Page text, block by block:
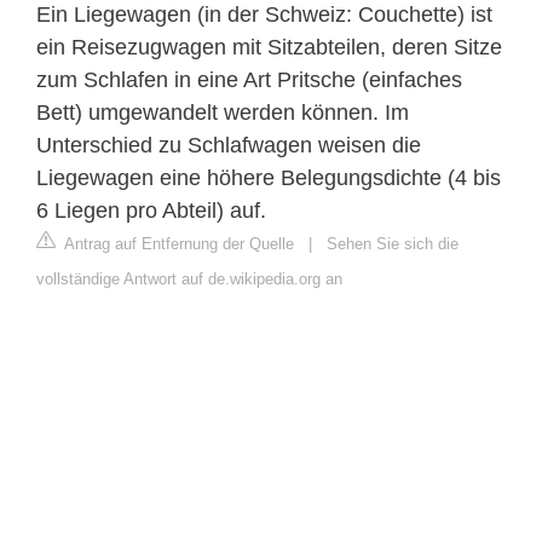
Ein Liegewagen (in der Schweiz: Couchette) ist
ein Reisezugwagen mit Sitzabteilen, deren Sitze
zum Schlafen in eine Art Pritsche (einfaches
Bett) umgewandelt werden können. Im
Unterschied zu Schlafwagen weisen die
Liegewagen eine höhere Belegungsdichte (4 bis
6 Liegen pro Abteil) auf.
Antrag auf Entfernung der Quelle | Sehen Sie sich die
vollständige Antwort auf de.wikipedia.org an